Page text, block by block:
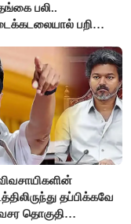
பலி..
பறிபோன
தப்பிக்கவே
தொகுதி